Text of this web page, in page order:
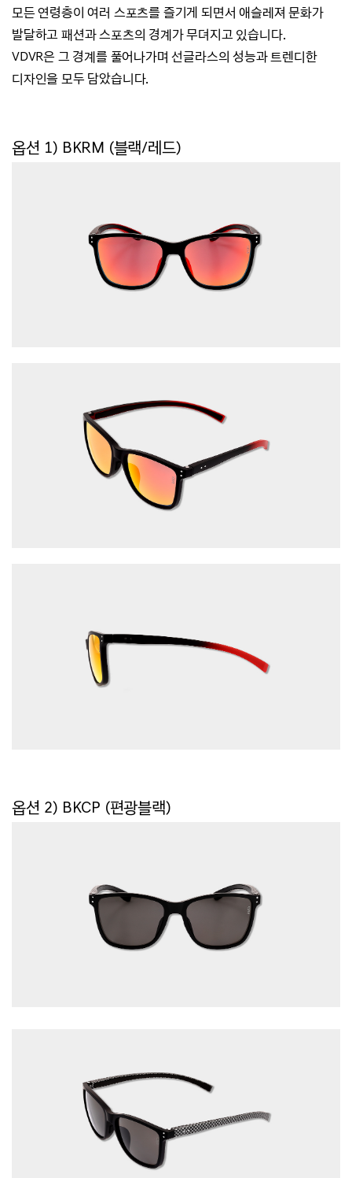
모든 연령층이 여러 스포츠를 즐기게 되면서 애슬레져 문화가
발달하고 패션과 스포츠의 경계가 무뎌지고 있습니다.
VDVR은 그 경계를 풀어나가며 선글라스의 성능과 트렌디한
디자인을 모두 담았습니다.
옵션 1) BKRM (블랙/레드)
옵션 2) BKCP (편광블랙)